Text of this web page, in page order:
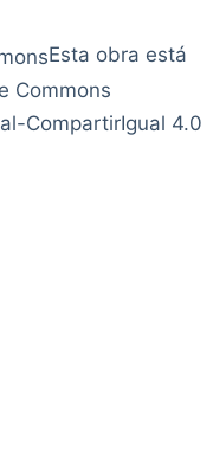
Esta obra está
Commons
CompartirIgual 4.0